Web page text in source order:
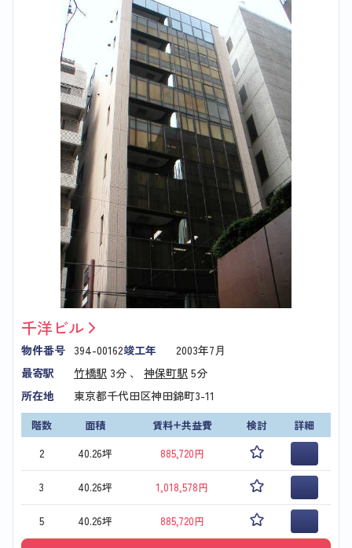
千洋ビル
物件番号 394-00162竣工年
2003年7月
最寄駅
竹橋駅 3分 、 神保町駅 5分
所在地
東京都千代田区神田錦町3-11
階数 面積 賃料+共益費 検討
詳細
2
40.26坪 885,720円
3 40.26坪 1,018,578円
5 40.26坪 885,720円